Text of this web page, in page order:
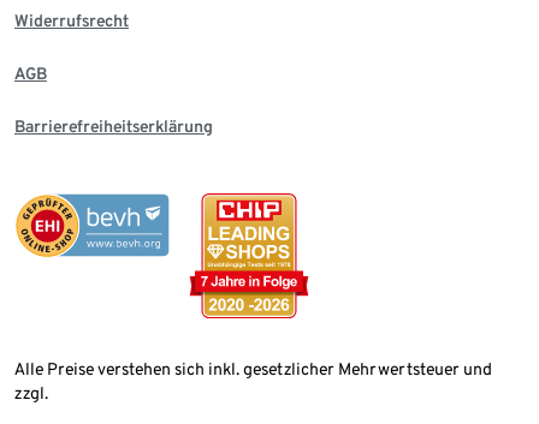
Widerrufsrecht
AGB
Barrierefreiheitserklärung
Alle Preise verstehen sich inkl. gesetzlicher Mehrwertsteuer und
zzgl.